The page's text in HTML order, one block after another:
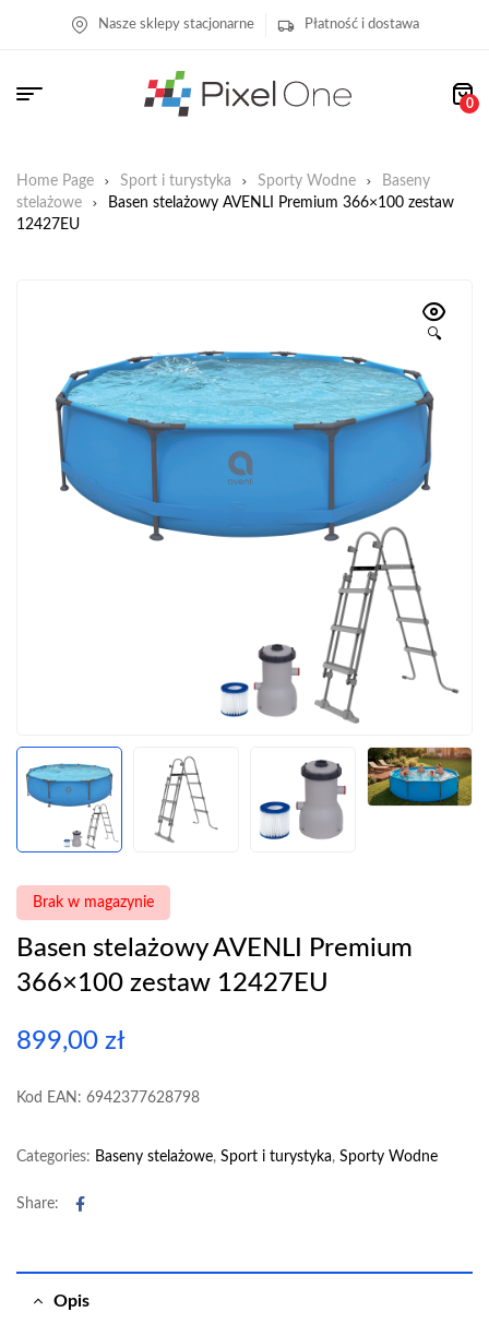
Nasze sklepy stacjonarne Płatność i dostawa
0
Home Page Sport i turystyka Sporty Wodne
Baseny
stelażowe
Basen stelażowy AVENLI Premium 366×100 zestaw
12427EU
🔍
Brak w magazynie
Basen stelażowy AVENLI Premium
366×100 zestaw 12427EU
899,00 zł
Kod EAN: 6942377628798
Categories: Baseny stelażowe, Sport i turystyka, Sporty Wodne
Share: Facebook
Opis